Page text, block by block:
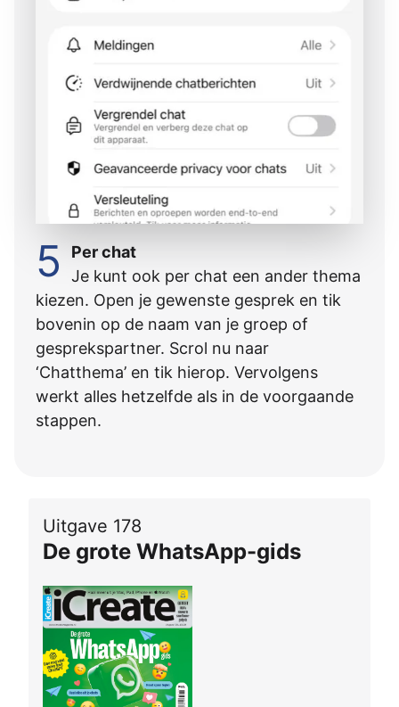
5
Per chat
Je kunt ook per chat een ander thema
kiezen. Open je gewenste gesprek en tik
bovenin op de naam van je groep of
gesprekspartner. Scrol nu naar
‘Chatthema’ en tik hierop. Vervolgens
werkt alles hetzelfde als in de voorgaande
stappen.
Uitgave 178
De grote WhatsApp-gids